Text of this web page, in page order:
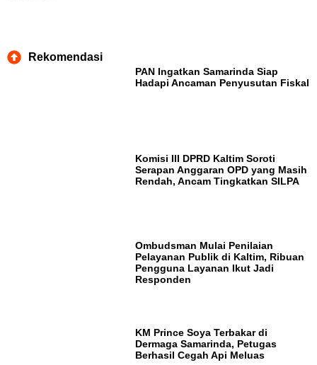
Rekomendasi
PAN Ingatkan Samarinda Siap
Hadapi Ancaman Penyusutan Fiskal
Komisi III DPRD Kaltim Soroti
Serapan Anggaran OPD yang Masih
Rendah, Ancam Tingkatkan SILPA
Ombudsman Mulai Penilaian
Pelayanan Publik di Kaltim, Ribuan
Pengguna Layanan Ikut Jadi
Responden
KM Prince Soya Terbakar di
Dermaga Samarinda, Petugas
Berhasil Cegah Api Meluas